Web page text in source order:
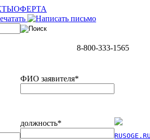
ОФЕРТА
8-800-333-1565
ФИО заявителя*
должность*